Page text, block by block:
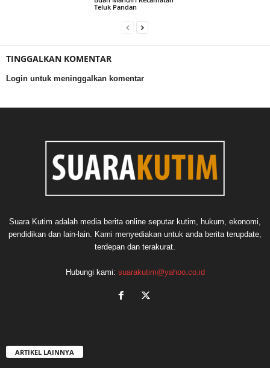
Teluk Pandan
TINGGALKAN KOMENTAR
Login untuk meninggalkan komentar
Suara Kutim adalah media berita online seputar kutim, hukum, ekonomi,
pendidikan dan lain-lain. Kami menyediakan untuk anda berita terupdate,
terdepan dan terakurat.
Hubungi kami: suarakutim@yahoo.co.id
ARTIKEL LAINNYA